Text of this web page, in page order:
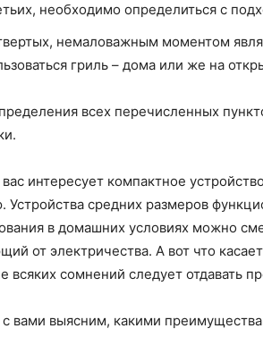
необходимо определиться с
немаловажным моментом
гриль – дома или же на
всех перечисленных
интересует компактное
Устройства средних размеров
в домашних условиях можно
от электричества. А вот что
всяких сомнений следует отдавать
с вами выясним, какими